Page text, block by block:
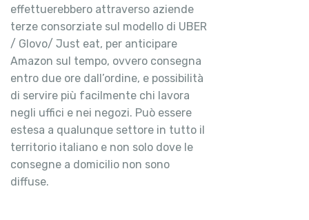
effettuerebbero attraverso aziende
terze consorziate sul modello di UBER
/ Glovo/ Just eat, per anticipare
Amazon sul tempo, ovvero consegna
entro due ore dall’ordine, e possibilità
di servire più facilmente chi lavora
negli uffici e nei negozi. Può essere
estesa a qualunque settore in tutto il
territorio italiano e non solo dove le
consegne a domicilio non sono
diffuse.